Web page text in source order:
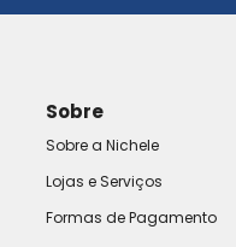
Sobre
Sobre a Nichele
Lojas e Serviços
Formas de Pagamento